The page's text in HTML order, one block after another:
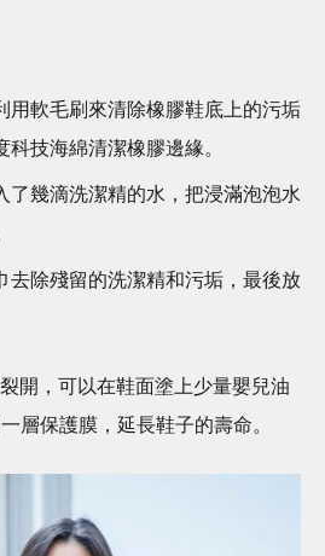
用軟毛刷來清除橡膠鞋底上的污垢
技海綿清潔橡膠邊緣。
了幾滴洗潔精的水，把浸滿泡泡水
去除殘留的洗潔精和污垢，最後放
開，可以在鞋面塗上少量嬰兒油
層保護膜，延長鞋子的壽命。